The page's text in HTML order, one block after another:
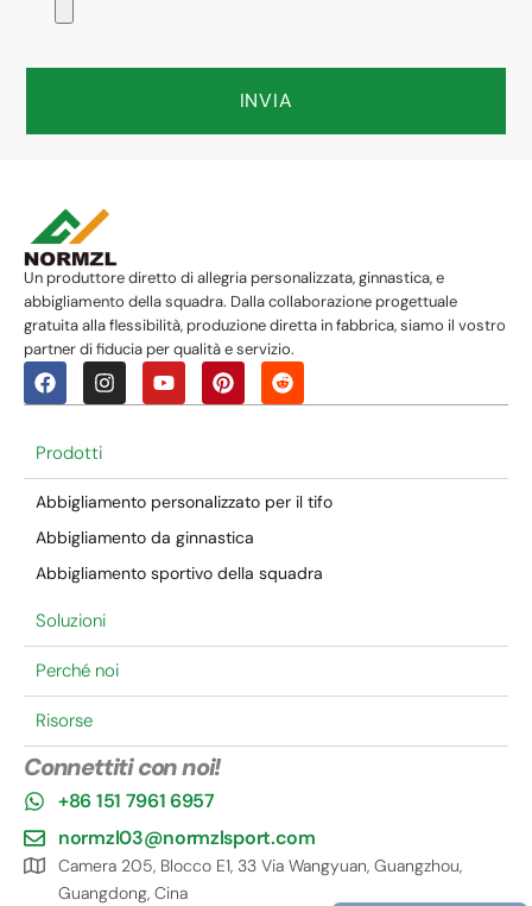
INVIA
Un produttore diretto di allegria personalizzata, ginnastica, e
abbigliamento della squadra. Dalla collaborazione progettuale
gratuita alla flessibilità, produzione diretta in fabbrica, siamo il vostro
partner di fiducia per qualità e servizio.
Prodotti
Abbigliamento personalizzato per il tifo
Abbigliamento da ginnastica
Abbigliamento sportivo della squadra
Soluzioni
Perché noi
Risorse
Connettiti con noi!
+86 151 7961 6957
normzl03@normzlsport.com
Camera 205, Blocco E1, 33 Via Wangyuan, Guangzhou,
Guangdong, Cina